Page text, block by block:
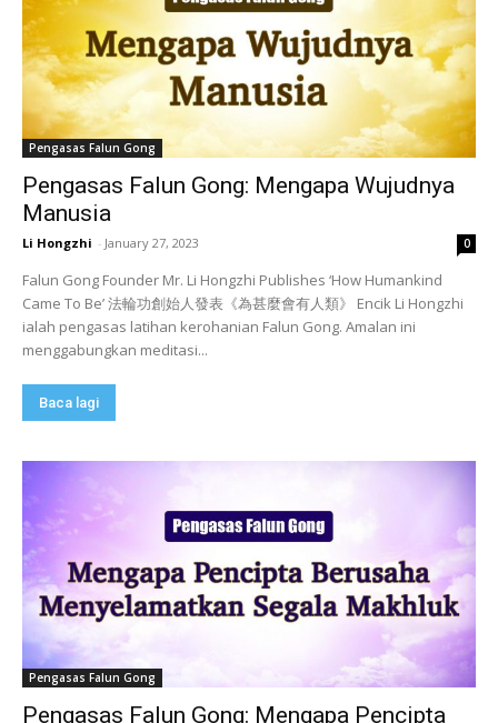
Pengasas Falun Gong
Pengasas Falun Gong: Mengapa Wujudnya
Manusia
Li Hongzhi - January 27, 2023 0
Falun Gong Founder Mr. Li Hongzhi Publishes ‘How Humankind
Came To Be’ 法輪功創始人發表《為甚麼會有人類》 Encik Li Hongzhi
ialah pengasas latihan kerohanian Falun Gong. Amalan ini
menggabungkan meditasi...
Baca lagi
Pengasas Falun Gong
Pengasas Falun Gong: Mengapa Pencipta